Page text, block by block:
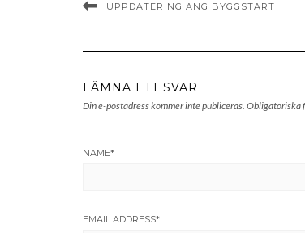
UPPDATERING ANG BYGGSTART
LÄMNA ETT SVAR
Din e-postadress kommer inte publiceras. Obligatoriska
NAME*
EMAIL ADDRESS*